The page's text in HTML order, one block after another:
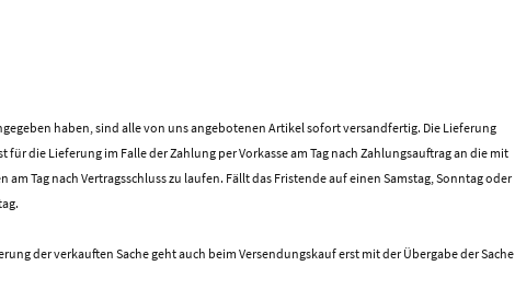
haben, sind alle von uns angebotenen Artikel sofort versandfertig. Die Lieferung
die Lieferung im Falle der Zahlung per Vorkasse am Tag nach Zahlungsauftrag an die mit
Tag nach Vertragsschluss zu laufen. Fällt das Fristende auf einen Samstag, Sonntag oder
der verkauften Sache geht auch beim Versendungskauf erst mit der Übergabe der Sache